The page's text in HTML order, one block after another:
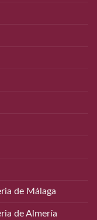
de Málaga
de Almería